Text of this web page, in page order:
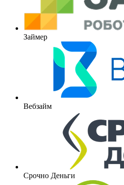
Займер
Вебзайм
Срочно Деньги